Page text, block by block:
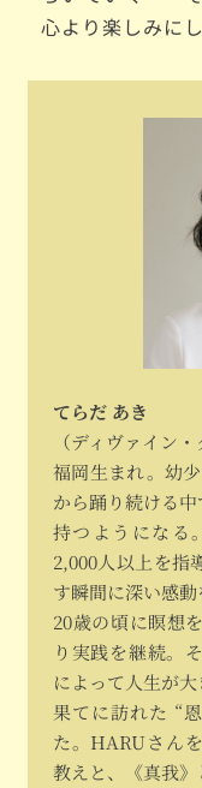
心より楽しみに
てらだ あき
（ディヴァイン・
福岡生まれ。幼
から踊り続ける
持つようになる
2,000人以上を指
す瞬間に深い感動
20歳の頃に瞑想
り実践を継続。
によって人生が
果てに訪れた “
た。HARUさん
教えと、《真我